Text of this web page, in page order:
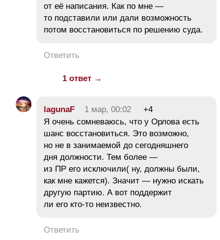
от её написания. Как по мне —
то подставили или дали возможность
потом восстановиться по решению суда.
Ответить
1 ответ →
lagunaF 1 мар, 00:02
+4
Я очень сомневаюсь, что у Орлова есть
шанс восстановиться. Это возможно,
но не в занимаемой до сегодняшнего
дня должности. Тем более —
из ПР его исключили( ну, должны были,
как мне кажется). Значит — нужно искать
другую партию. А вот поддержит
ли его кто-то неизвестно.
Ответить